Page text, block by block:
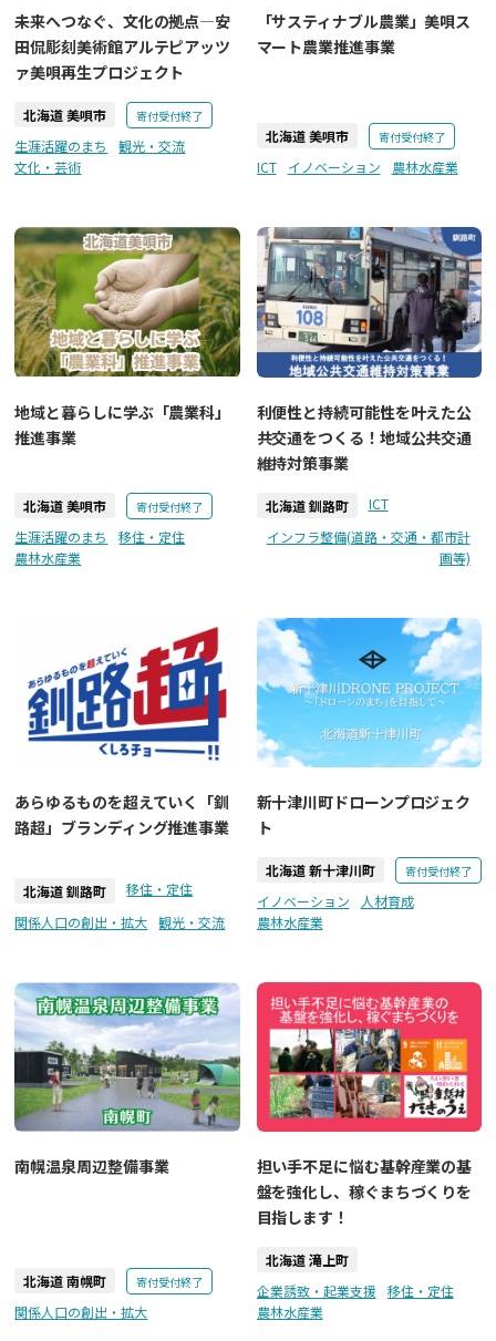
未来へつなぐ、文化の拠点―安
田侃彫刻美術館アルテピアッツ
ァ美唄再生プロジェクト
北海道 美唄市 寄付受付終了
生涯活躍のまち
観光・交流
文化・芸術
「サスティナブル農業」美唄ス
マート農業推進事業
北海道 美唄市 寄付受付終了
ICT イノベーション 農林水産業
地域と暮らしに学ぶ「農業科」
推進事業
北海道 美唄市 寄付受付終了
生涯活躍のまち
移住・定住
農林水産業
利便性と持続可能性を叶えた公
共交通をつくる！地域公共交通
維持対策事業
北海道 釧路町
ICT
インフラ整備(道路・交通・都市計
画等)
あらゆるものを超えていく「釧
路超」ブランディング推進事業
北海道 釧路町
移住・定住
関係人口の創出・拡大
観光・交流
新十津川町ドローンプロジェク
ト
北海道 新十津川町 寄付受付終了
イノベーション
人材育成
農林水産業
南幌温泉周辺整備事業
北海道 南幌町 寄付受付終了
関係人口の創出・拡大
担い手不足に悩む基幹産業の基
盤を強化し、稼ぐまちづくりを
目指します！
北海道 滝上町
企業誘致・起業支援
移住・定住
農林水産業